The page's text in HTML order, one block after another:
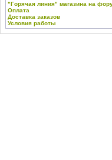
"Горячая линия" магазина на
Оплата
Доставка заказов
Условия работы